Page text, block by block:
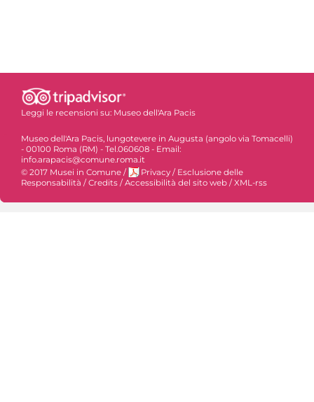
Leggi le recensioni su: Museo dell'Ara Pacis
Museo dell'Ara Pacis, lungotevere in Augusta (angolo via Tomacelli)
- 00100 Roma (RM) - Tel.060608 - Email:
info.arapacis@comune.roma.it
© 2017 Musei in Comune / Privacy / Esclusione delle
Responsabilità / Credits / Accessibilità del sito web / XML-rss